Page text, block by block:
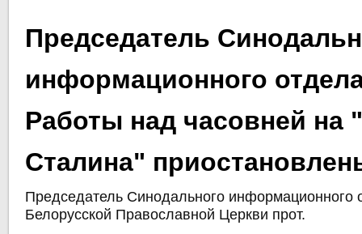
Председатель
информационного
Работы над часовней на
Сталина"
Председатель Синодального информационного
Белорусской Православной Церкви прот.